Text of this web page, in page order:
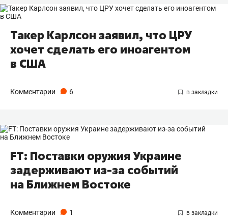
Такер Карлсон заявил, что ЦРУ
хочет сделать его иноагентом
в США
Комментарии 6
FT: Поставки оружия Украине
задерживают из-за событий
на Ближнем Востоке
Комментарии 1